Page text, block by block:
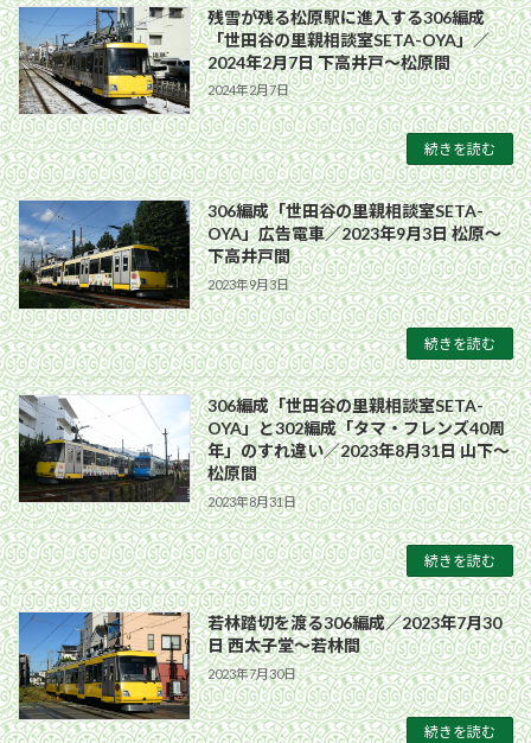
残雪が残る松原駅に進入する306編成
「世田谷の里親相談室SETA-OYA」／
2024年2月7日 下高井戸〜松原間
2024年2月7日
続きを読む
306編成「世田谷の里親相談室SETA-
OYA」広告電車／2023年9月3日 松原〜
下高井戸間
2023年9月3日
続きを読む
306編成「世田谷の里親相談室SETA-
OYA」と302編成「タマ・フレンズ40周
年」のすれ違い／2023年8月31日 山下〜
松原間
2023年8月31日
続きを読む
若林踏切を渡る306編成／2023年7月30
日 西太子堂〜若林間
2023年7月30日
続きを読む